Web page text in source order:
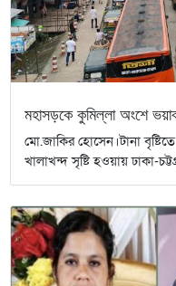
মহাসড়কে কুমিল্লা অংশে
মো.জাকির হোসেন।টানা
খালাখন্দ সৃষ্টি হওয়ায় ঢাকা-